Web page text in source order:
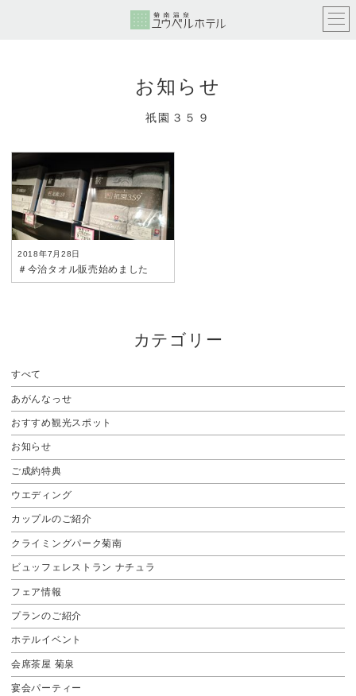
お知らせ
祇園３５９
2018年7月28日
＃今治タオル販売始めました
カテゴリー
すべて
あがんなっせ
おすすめ観光スポット
お知らせ
ご成約特典
ウエディング
カップルのご紹介
クライミングパーク菊南
ビュッフェレストラン ナチュラ
フェア情報
プランのご紹介
ホテルイベント
会席茶屋 菊泉
宴会パーティー